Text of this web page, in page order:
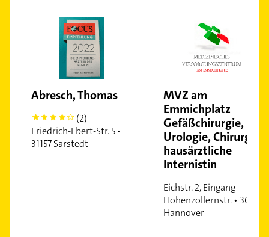
Abresch, Thomas
4
(2)
Friedrich-Ebert-Str. 5 •
31157 Sarstedt
MVZ am
Emmichplatz
Gefäßchirurgie,
Urologie, Chirurgie,
hausärztliche
Internistin
Eichstr. 2, Eingang
Hohenzollernstr. • 30161
Hannover